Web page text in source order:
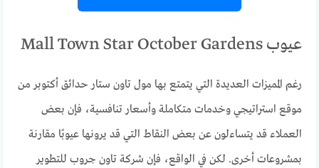
عيوب Mall Town Star October Gardens
رغم المميزات العديدة التي يتمتع بها مول تاون ستار حدائق أكتوبر من
موقع استراتيجي وخدمات متكاملة وأسعار تنافسية، فإن بعض
العملاء قد يتساءلون عن بعض النقاط التي قد يرونها عيوبًا مقارنة
بمشروعات أخرى. لكن في الواقع، فإن شركة تاون جروب للتطوير